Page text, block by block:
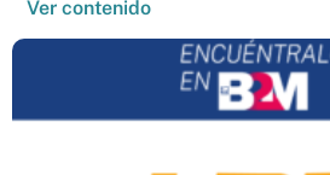
Ver contenido